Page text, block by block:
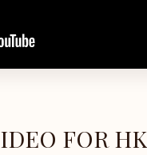
FOR